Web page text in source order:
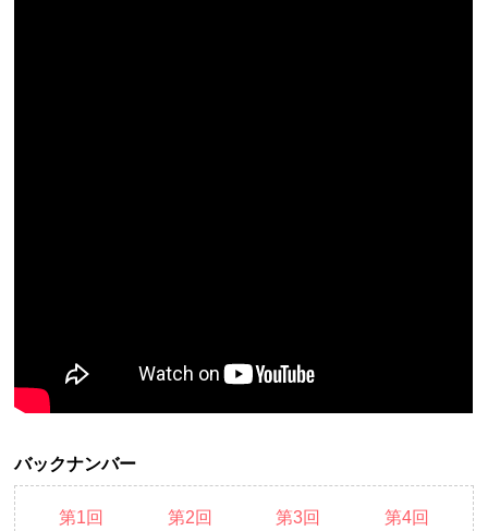
バックナンバー
第1回 第2回 第3回 第4回